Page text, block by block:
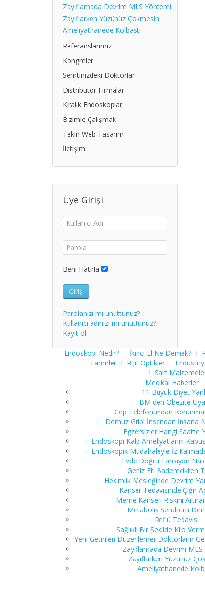
Zayıflamada Devrim MLS Yöntemi
Zayıflarken Yüzünüz Çökmesin
Ameliyathanede Kolbastı
Referanslarımız
Kongreler
Semtinizdeki Doktorlar
Distribütor Firmalar
Kiralık Endoskoplar
Bizimle Çalışmak
Tekin Web Tasarım
İletişim
Üye Girişi
Beni Hatırla
Giriş
Parolanızı mı unuttunuz?
Kullanıcı adınızı mı unuttunuz?
Kayıt ol
Endoskopi Nedir? İkinci El Ne Demek?
Tamirler
Rijit Optikler
Sarf
Medikal Haberler
11 Büyük Diyet
BM den Obezite
Cep Telefonundan
Domuz Gribi İnsandan İnsana
Egzersizler Hangi Saatte
Endoskopi Kalp Ameliyatlarını
Endoskopik Müdahaleyle İz
Evde Doğru Tansiyon
Geniz Eti Bademcikten
Hekimlik Mesleğinde Devrim
Kanser Tedavisinde Çığır
Meme Kanseri Riskini
Metabolik Sendrom
Reflü Tedavisi
Sağlıklı Bir Şekilde Kilo
Yeni Getirilen Düzenlemer Doktorların
Zayıflamada Devrim
Zayıflarken Yüzünüz
Ameliyathanede